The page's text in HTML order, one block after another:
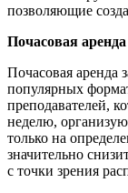
позволяющие
Почасовая
Почасовая аренда
популярных
преподавателей,
неделю,
только на
значительно
с точки зрения